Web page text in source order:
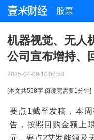
股票
机器视觉、无人
公司宣布增持、
2025-04-09 10:06:53
[本文共558字,阅读完需要1分钟]
要点1截至发稿，本
告，按照回购金额上
元。要点2艾罗能源及